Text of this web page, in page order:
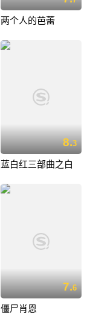
两个人的芭蕾
8.3
蓝白红三部曲之白
7.6
僵尸肖恩